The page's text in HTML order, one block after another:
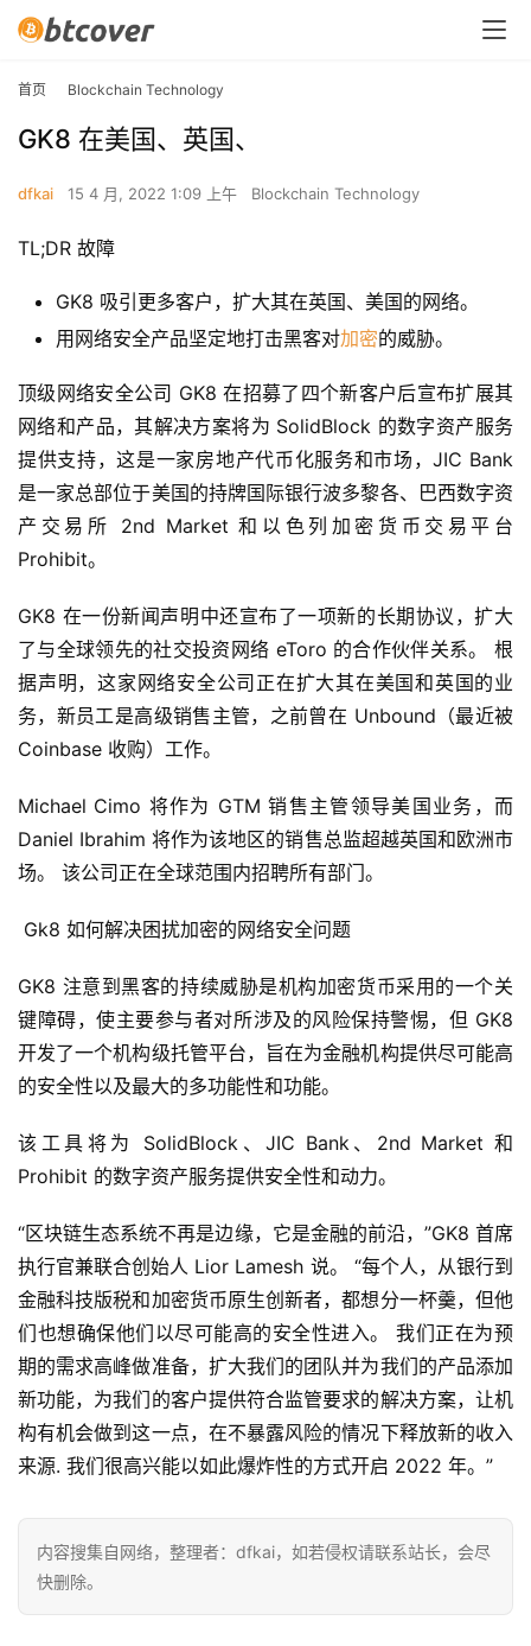
首
页
快
首页 Blockchain Technology
GK8 在美国、英国、
dfkai 15 4 月, 2022 1:09 上午 Blockchain Technology
TL;DR 故障
GK8 吸引更多客户，扩大其在英国、美国的网络。
用网络安全产品坚定地打击黑客对加密的威胁。
顶级网络安全公司 GK8 在招募了四个新客户后宣布扩展其
网络和产品，其解决方案将为 SolidBlock 的数字资产服务
提供支持，这是一家房地产代币化服务和市场，JIC Bank
是一家总部位于美国的持牌国际银行波多黎各、巴西数字资
产交易所 2nd Market 和以色列加密货币交易平台
Prohibit。
GK8 在一份新闻声明中还宣布了一项新的长期协议，扩大
了与全球领先的社交投资网络 eToro 的合作伙伴关系。 根
据声明，这家网络安全公司正在扩大其在美国和英国的业
务，新员工是高级销售主管，之前曾在 Unbound（最近被
Coinbase 收购）工作。
Michael Cimo 将作为 GTM 销售主管领导美国业务，而
Daniel Ibrahim 将作为该地区的销售总监超越英国和欧洲市
场。 该公司正在全球范围内招聘所有部门。
Gk8 如何解决困扰加密的网络安全问题
GK8 注意到黑客的持续威胁是机构加密货币采用的一个关
键障碍，使主要参与者对所涉及的风险保持警惕，但 GK8
开发了一个机构级托管平台，旨在为金融机构提供尽可能高
的安全性以及最大的多功能性和功能。
该工具将为 SolidBlock、JIC Bank、2nd Market 和
Prohibit 的数字资产服务提供安全性和动力。
“区块链生态系统不再是边缘，它是金融的前沿，”GK8 首席
执行官兼联合创始人 Lior Lamesh 说。 “每个人，从银行到
金融科技版税和加密货币原生创新者，都想分一杯羹，但他
们也想确保他们以尽可能高的安全性进入。 我们正在为预
期的需求高峰做准备，扩大我们的团队并为我们的产品添加
新功能，为我们的客户提供符合监管要求的解决方案，让机
构有机会做到这一点，在不暴露风险的情况下释放新的收入
来源. 我们很高兴能以如此爆炸性的方式开启 2022 年。”
内容搜集自网络，整理者：dfkai，如若侵权请联系站长，会尽
快删除。